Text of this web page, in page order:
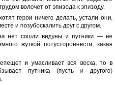
волочет от эпизода к эпизоду.
герои ничего делать, устали они,
и позубоскалить друг с другом.
нет сошли видуны и путники — не
жуткой потустороннести, какая
и умасливает вся веска, то в
путника (пусть и другого)